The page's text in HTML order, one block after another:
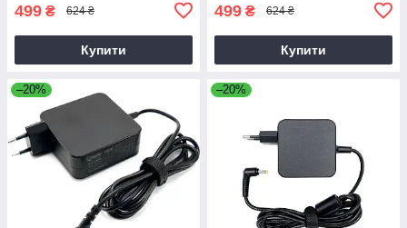
499 ₴ 624 ₴
Купити
499 ₴ 624 ₴
Купити
–20% –20%